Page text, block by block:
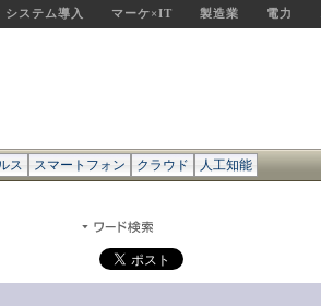
システム導入 マーケ×IT 製造業 電力
ス スマートフォン クラウド 人工知能